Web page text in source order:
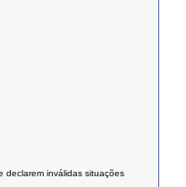
declarem inválidas situações